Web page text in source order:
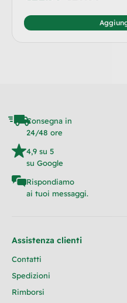
Consegna in
24/48 ore
4,9 su 5
su Google
Rispondiamo
ai tuoi messaggi.
Assistenza clienti
Contatti
Spedizioni
Rimborsi